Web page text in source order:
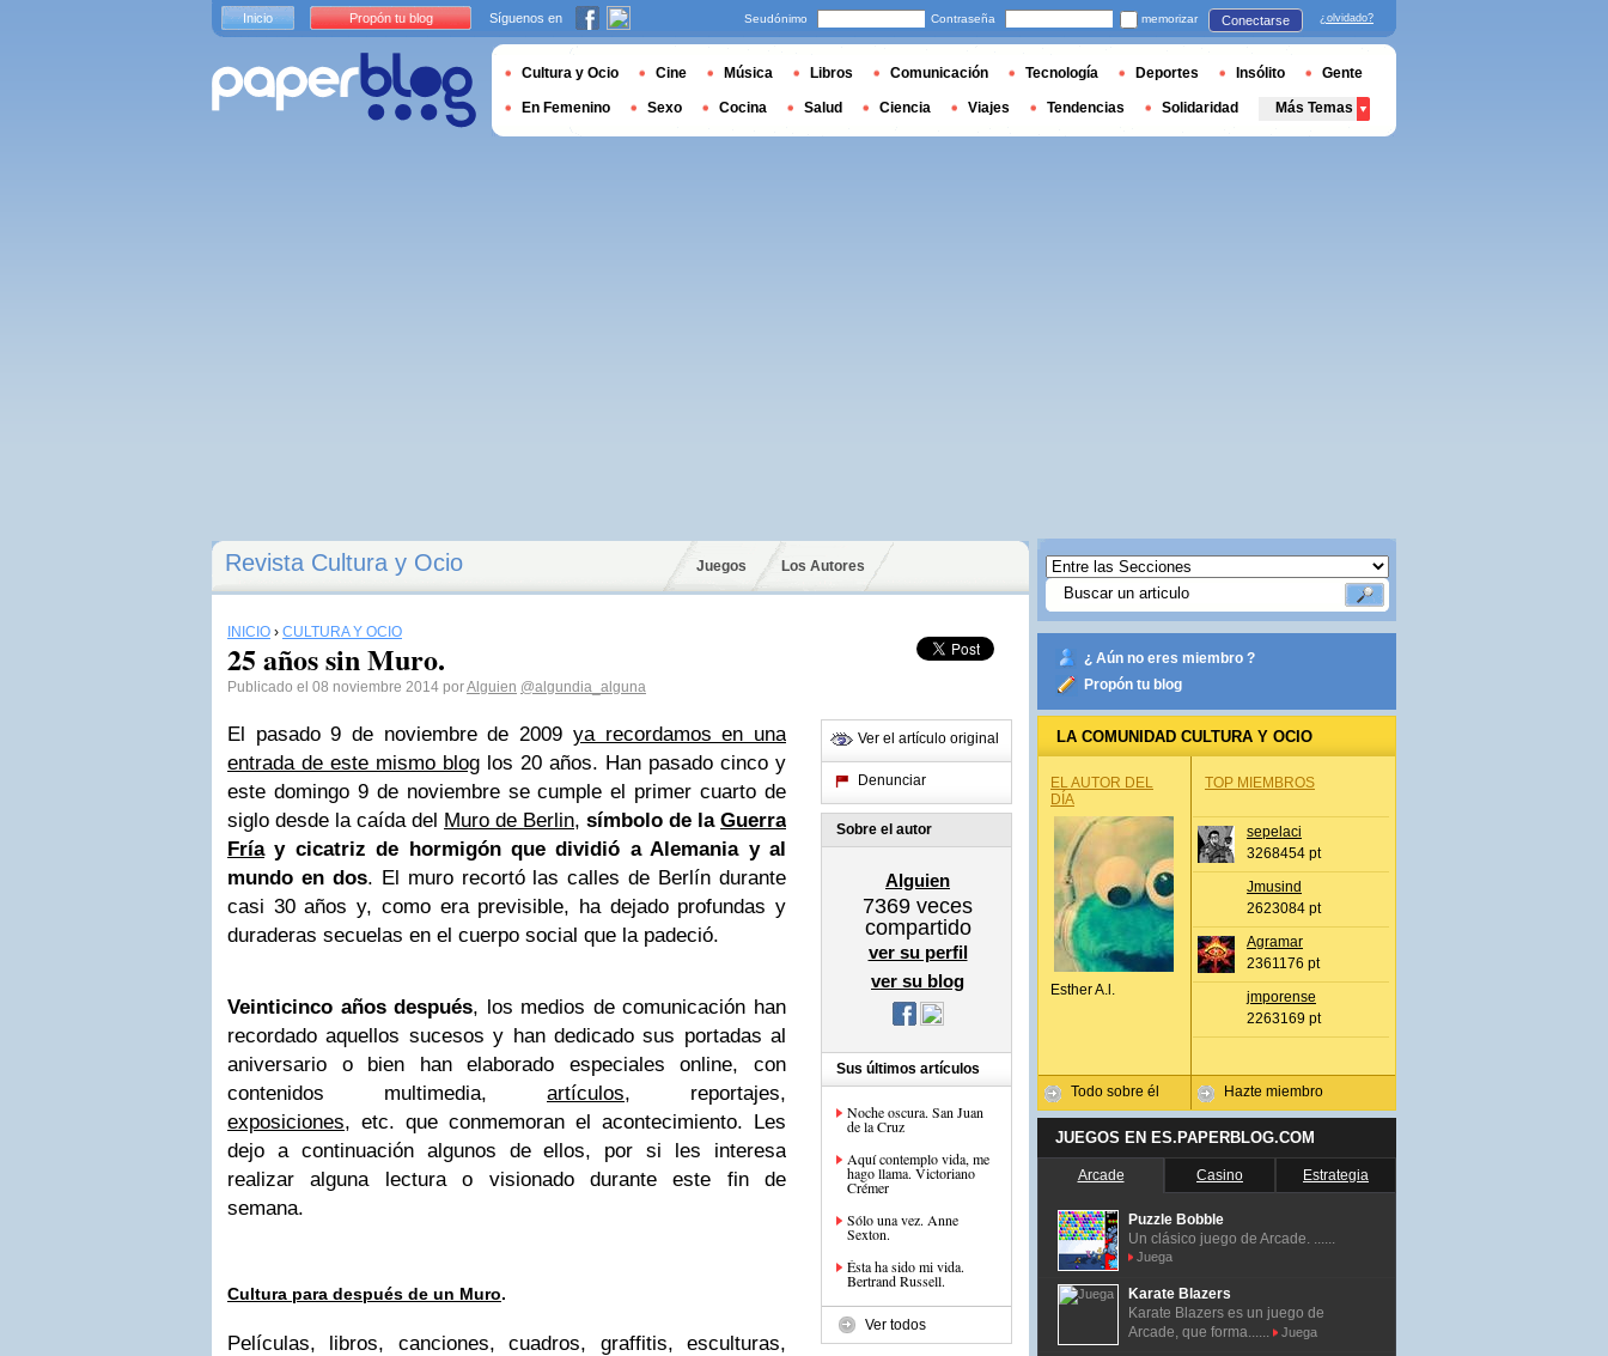
Revista Cultura y Ocio Juegos Los Autores
INICIO › CULTURA Y OCIO
25 años sin Muro.
Publicado el 08 noviembre 2014 porAlguien @algundia_alguna
El pasado 9 de noviembre de 2009 ya recordamos en una
entrada de este mismo blog los 20 años. Han pasado cinco y
este domingo 9 de noviembre se cumple el primer cuarto de
siglo desde la caída del Muro de Berlin, símbolo de la Guerra
Fríay cicatriz de hormigón que dividió a Alemania y al
mundo en dos. El muro recortó las calles de Berlín durante
casi 30 años y, como era previsible, ha dejado profundas y
duraderas secuelas en el cuerpo social que la padeció.
Veinticinco años después, los medios de comunicación han
recordado aquellos sucesos y han dedicado sus portadas al
aniversario o bien han elaborado especiales online, con
contenidos multimedia, artículos, reportajes,
exposiciones, etc. que conmemoran el acontecimiento. Les
dejo a continuación algunos de ellos, por si les interesa
realizar alguna lectura o visionado durante este fin de
semana.
Cultura para después de un Muro.
Películas, libros, canciones, cuadros, graffitis, esculturas,
Ver el artículo original
Denunciar
Sobre el autor
Alguien
7369 veces
compartido
ver su perfil
ver su blog
Sus últimos artículos
Noche oscura. San Juan
de la Cruz
Aquí contemplo vida, me
hago llama. Victoriano
Crémer
Sólo una vez. Anne
Sexton.
Ésta ha sido mi vida.
Bertrand Russell.
Ver todos
¿ Aún no eres miembro ?
Propón tu blog
LA COMUNIDAD CULTURA Y OCIO
EL AUTOR DEL
DÍA
Esther A.l.
Todo sobre él
TOP MIEMBROS
sepelaci
3268454 pt
Jmusind
2623084 pt
Agramar
2361176 pt
jmporense
2263169 pt
Hazte miembro
JUEGOS EN ES.PAPERBLOG.COM
Arcade Casino Estrategia
Puzzle Bobble
Un clásico juego de Arcade. ......
Juega
Karate Blazers
Karate Blazers es un juego de
Arcade, que forma......
Juega
Inicio Propón tu blog Síguenos en Seudónimo Contraseña memorizar Conectarse ¿olvidado?
Cultura y Ocio Cine Música Libros Comunicación Tecnología Deportes Insólito Gente
En Femenino Sexo Cocina Salud Ciencia Viajes Tendencias Solidaridad Más Temas